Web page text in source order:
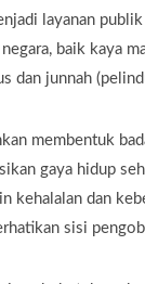
layanan
baik kaya
dan junnah
membentuk
gaya hidup
kehalalan dan
sisi